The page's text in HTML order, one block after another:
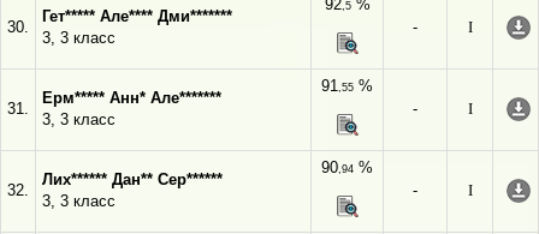
30.
Гет***** Але**** Дми*******
3, 3 класс
92,5%
-
I
31.
Ерм***** Анн* Але*******
3, 3 класс
91,55 %
-
I
32.
Лих****** Дан** Сер******
3, 3 класс
90,94 %
-
I